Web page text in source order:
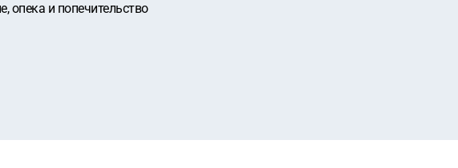
опека и попечительство